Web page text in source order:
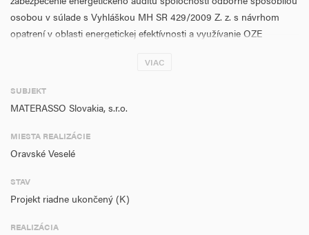
osobou v súlade s Vyhláškou MH SR 429/2009 Z. z. s návrhom
opatrení v oblasti energetickej efektívnosti a využívanie OZE
zvýšenie energetickej účinnosti a emisií CO2 prostredníctvom
- hlavnou aktivitou 2 – , prostredníctvom opatrenia
Miestom realizácie projektu je výrobný areál vo vlastníctve žiadateľa
umiestnená v katastri obce Oravské Veselé
Realizáciou vyššie uvedených hlavných aktivít projektu naplníme
VIAC
SUBJEKT
MATERASSO Slovakia, s.r.o.
MIESTA REALIZÁCIE
Oravské Veselé
STAV
Projekt riadne ukončený (K)
REALIZÁCIA